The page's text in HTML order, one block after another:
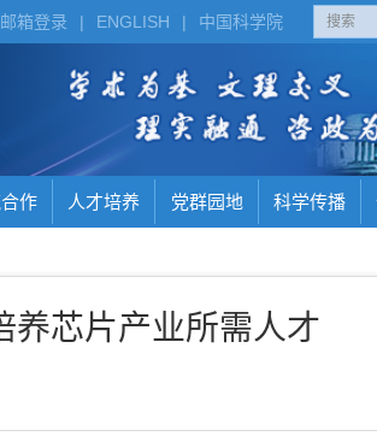
中国科学院
|
ENGLISH
|
邮箱登录
作 人才培养 党群园地 科学传播
养芯片产业所需人才